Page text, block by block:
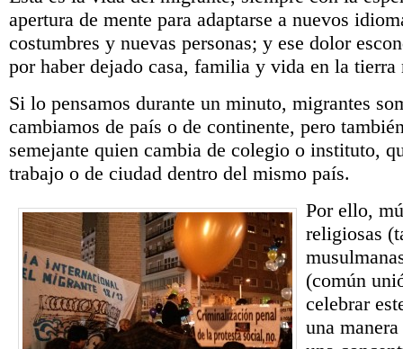
apertura de mente para adaptarse a nuevos
costumbres y nuevas personas; y ese dolor
por haber dejado casa, familia y vida en la tierra
Si lo pensamos durante un minuto, migrantes
cambiamos de país o de continente, pero
semejante quien cambia de colegio o instituto,
trabajo o de ciudad dentro del mismo país.
Por ello,
religiosas
(común
celebrar
una